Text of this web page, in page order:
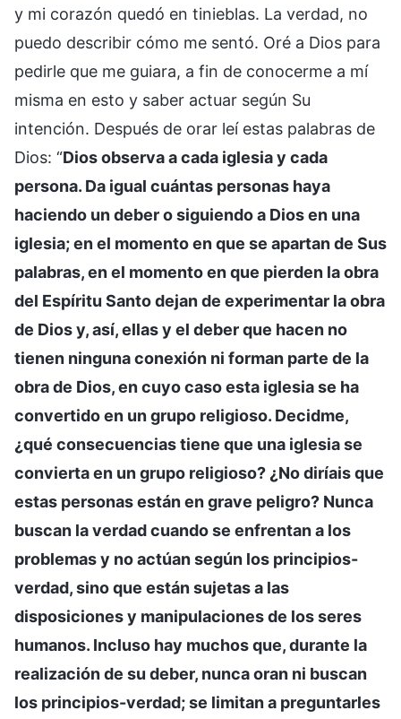
y mi corazón quedó en tinieblas. La verdad, no
puedo describir cómo me sentó. Oré a Dios para
pedirle que me guiara, a fin de conocerme a mí
misma en esto y saber actuar según Su
intención. Después de orar leí estas palabras de
Dios: “Dios observa a cada iglesia y cada
persona. Da igual cuántas personas haya
haciendo un deber o siguiendo a Dios en una
iglesia; en el momento en que se apartan de Sus
palabras, en el momento en que pierden la obra
del Espíritu Santo dejan de experimentar la obra
de Dios y, así, ellas y el deber que hacen no
tienen ninguna conexión ni forman parte de la
obra de Dios, en cuyo caso esta iglesia se ha
convertido en un grupo religioso. Decidme,
¿qué consecuencias tiene que una iglesia se
convierta en un grupo religioso? ¿No diríais que
estas personas están en grave peligro? Nunca
buscan la verdad cuando se enfrentan a los
problemas y no actúan según los principios-
verdad, sino que están sujetas a las
disposiciones y manipulaciones de los seres
humanos. Incluso hay muchos que, durante la
realización de su deber, nunca oran ni buscan
los principios-verdad; se limitan a preguntarles